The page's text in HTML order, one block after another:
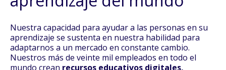
Nuestra capacidad para ayudar a las personas en su
aprendizaje se sustenta en nuestra habilidad para
adaptarnos a un mercado en constante cambio.
Nuestros más de veinte mil empleados en todo el
mundo crean recursos educativos digitales,